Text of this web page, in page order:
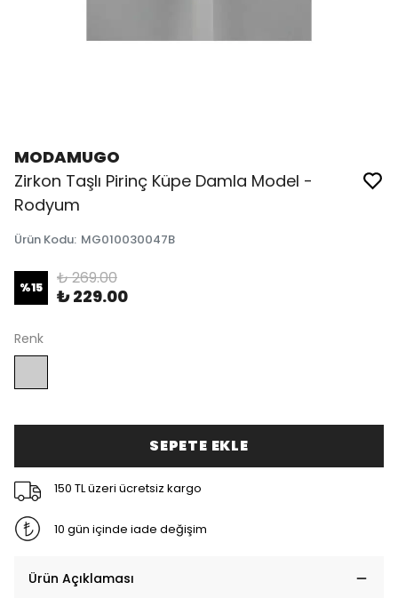
MODAMUGO
Zirkon Taşlı Pirinç Küpe Damla Model -
Rodyum
Ürün Kodu: MG010030047B
%15 ₺ 269.00
₺ 229.00
Renk
SEPETE EKLE
150 TL üzeri ücretsiz kargo
10 gün içinde iade değişim
Ürün Açıklaması